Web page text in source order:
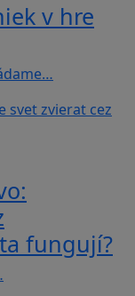
v hre
fungují?